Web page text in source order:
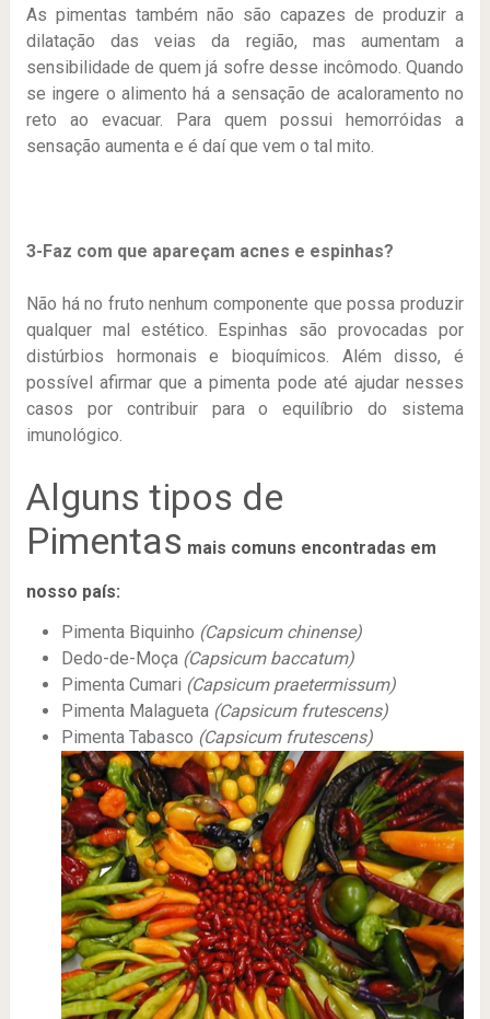
As pimentas também não são capazes de produzir a
dilatação das veias da região, mas aumentam a
sensibilidade de quem já sofre desse incômodo. Quando
se ingere o alimento há a sensação de acaloramento no
reto ao evacuar. Para quem possui hemorróidas a
sensação aumenta e é daí que vem o tal mito.
3-Faz com que apareçam acnes e espinhas?
Não há no fruto nenhum componente que possa produzir
qualquer mal estético. Espinhas são provocadas por
distúrbios hormonais e bioquímicos. Além disso, é
possível afirmar que a pimenta pode até ajudar nesses
casos por contribuir para o equilíbrio do sistema
imunológico.
Alguns tipos de
Pimentas mais comuns encontradas em
nosso país:
Pimenta Biquinho (Capsicum chinense)
Dedo-de-Moça (Capsicum baccatum)
Pimenta Cumari (Capsicum praetermissum)
Pimenta Malagueta (Capsicum frutescens)
Pimenta Tabasco (Capsicum frutescens)